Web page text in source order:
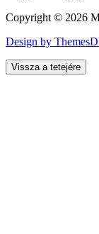
Copyright © 2026
Design by
Vissza a tetejére